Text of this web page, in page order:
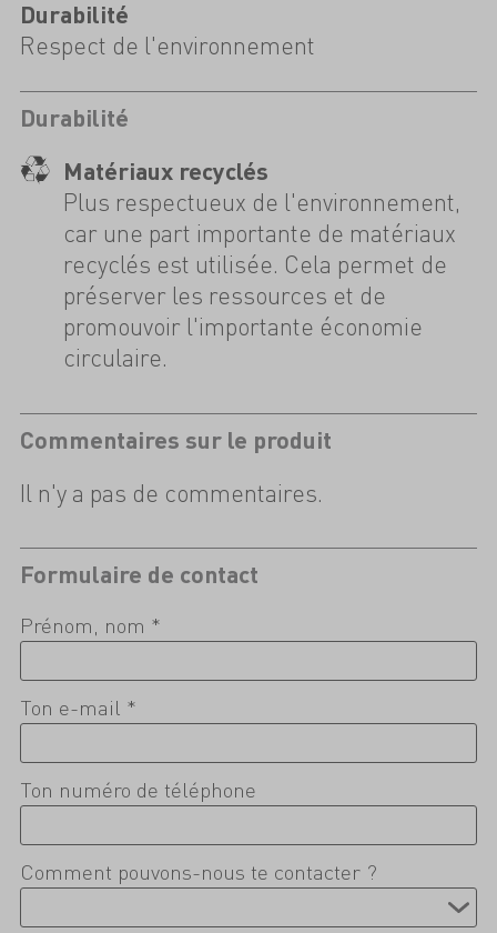
Durabilité
Respect de l'environnement
Durabilité
Matériaux recyclés
Plus respectueux de l'environnement,
car une part importante de matériaux
recyclés est utilisée. Cela permet de
préserver les ressources et de
promouvoir l'importante économie
circulaire.
Commentaires sur le produit
Il n'y a pas de commentaires.
Formulaire de contact
Prénom, nom *
Ton e-mail *
Ton numéro de téléphone
Comment pouvons-nous te contacter ?